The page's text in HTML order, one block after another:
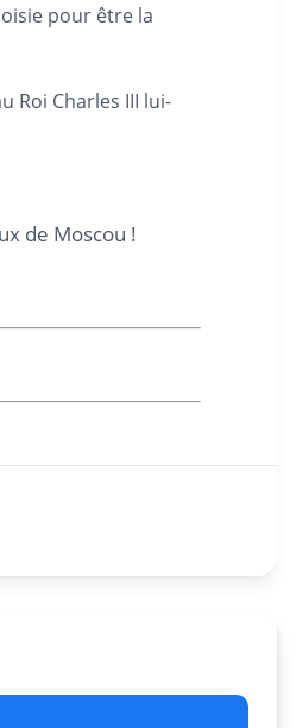
pour être la
Roi Charles III lui-
de Moscou !